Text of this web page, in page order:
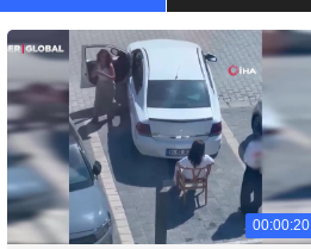
00:00:20